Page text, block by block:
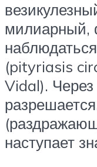
милиарный,
(pityriasis
Vidal).
наступает